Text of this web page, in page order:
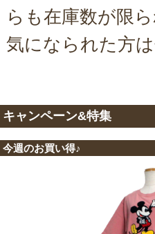
らも在庫数が限
気になられた方
キャンペーン&特集
今週のお買い得♪